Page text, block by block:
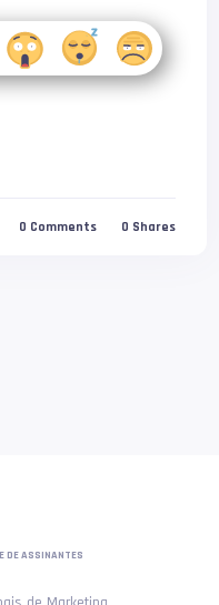
0 Comments 0 Shares
DE ASSINANTES